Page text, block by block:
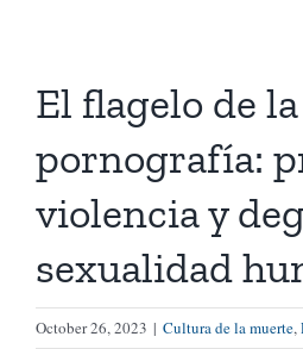
El flagelo de la
pornografía:
violencia y
sexualidad
October 26, 2023 | Cultura de la muerte,